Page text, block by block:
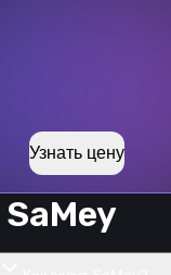
Узнать цену
SaMey